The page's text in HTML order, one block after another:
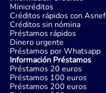
Minicréditos
Créditos rápidos con Asnef
Créditos sin nómina
Préstamos rápidos
Dinero urgente
Préstamos por Whatsapp
Información Préstamos
Préstamos 20 euros
Préstamos 100 euros
Préstamos 200 euros